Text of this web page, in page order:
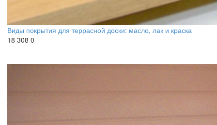
Виды покрытия для террасной доски: масло, лак и краска
18 308 0